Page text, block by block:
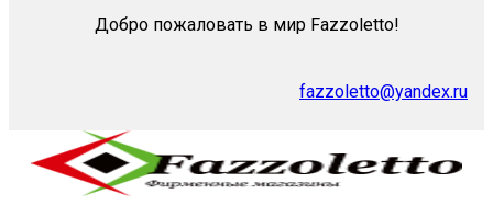
Добро пожаловать в мир Fazzoletto!
fazzoletto@yandex.ru